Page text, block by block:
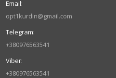
opt1kurdin@gmail.com
+380976563541
+380976563541